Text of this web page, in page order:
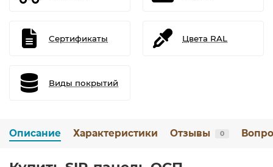
Сертификаты Цвета RAL
Виды покрытий
Описание Характеристики Отзывы 0